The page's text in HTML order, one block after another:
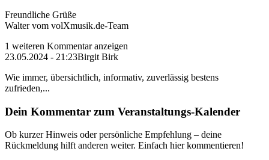
Freundliche Grüße
Walter vom volXmusik.de-Team
1 weiteren Kommentar anzeigen
23.05.2024 - 21:23Birgit Birk
Wie immer, übersichtlich, informativ, zuverlässig bestens
zufrieden,...
Dein Kommentar zum Veranstaltungs-Kalender
Ob kurzer Hinweis oder persönliche Empfehlung – deine
Rückmeldung hilft anderen weiter. Einfach hier kommentieren!